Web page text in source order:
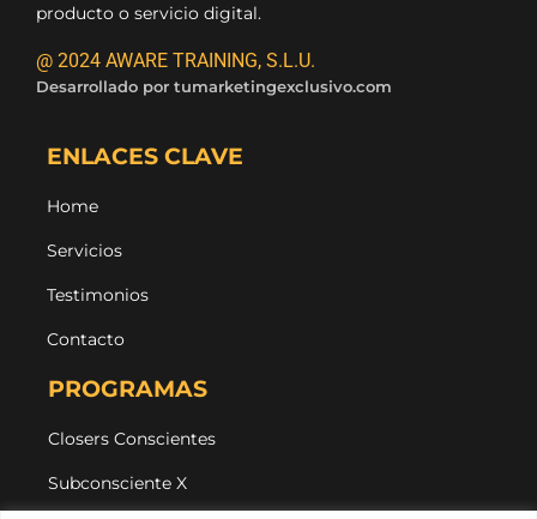
producto o servicio digital.
@ 2024 AWARE TRAINING, S.L.U.
Desarrollado por tumarketingexclusivo.com
ENLACES CLAVE
Home
Servicios
Testimonios
Contacto
PROGRAMAS
Closers Conscientes
Subconsciente X